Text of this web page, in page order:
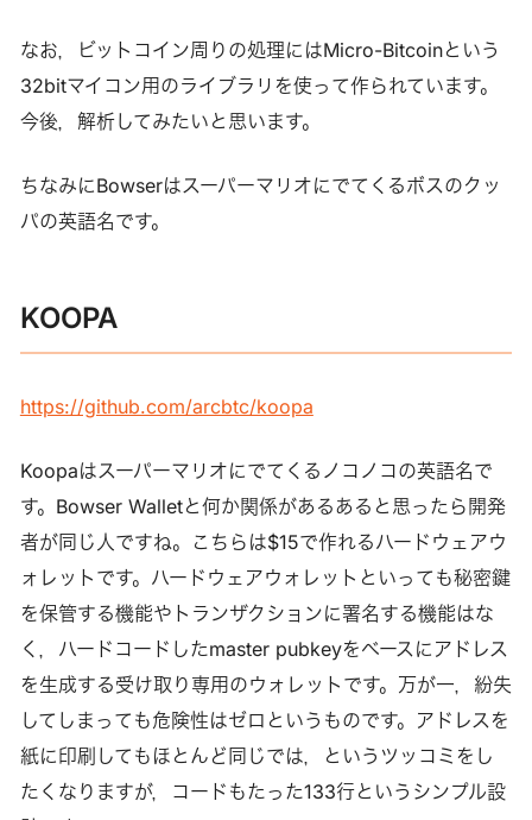
なお，ビットコイン周りの処理にはMicro-Bitcoinという
32bitマイコン用のライブラリを使って作られています。
今後，解析してみたいと思います。
ちなみにBowserはスーパーマリオにでてくるボスのクッ
パの英語名です。
KOOPA
https://github.com/arcbtc/koopa
Koopaはスーパーマリオにでてくるノコノコの英語名で
す。Bowser Walletと何か関係があるあると思ったら開発
者が同じ人ですね。こちらは$15で作れるハードウェアウ
ォレットです。ハードウェアウォレットといっても秘密鍵
を保管する機能やトランザクションに署名する機能はな
く，ハードコードしたmaster pubkeyをベースにアドレス
を生成する受け取り専用のウォレットです。万が一，紛失
してしまっても危険性はゼロというものです。アドレスを
紙に印刷してもほとんど同じでは，というツッコミをし
たくなりますが，コードもたった133行というシンプル設